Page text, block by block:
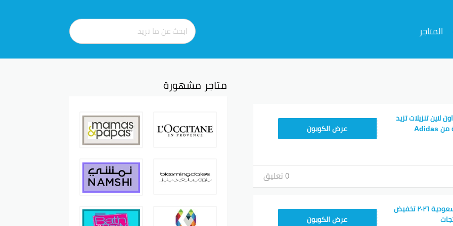
المتاجر
تنزيلات تزيد
RAN123عرض الكوبون
0 تعليق
كود خصم اديداس السعودية ٢٠٢٦ تخفيض
RAN203عرض الكوبون
متاجر مشهورة